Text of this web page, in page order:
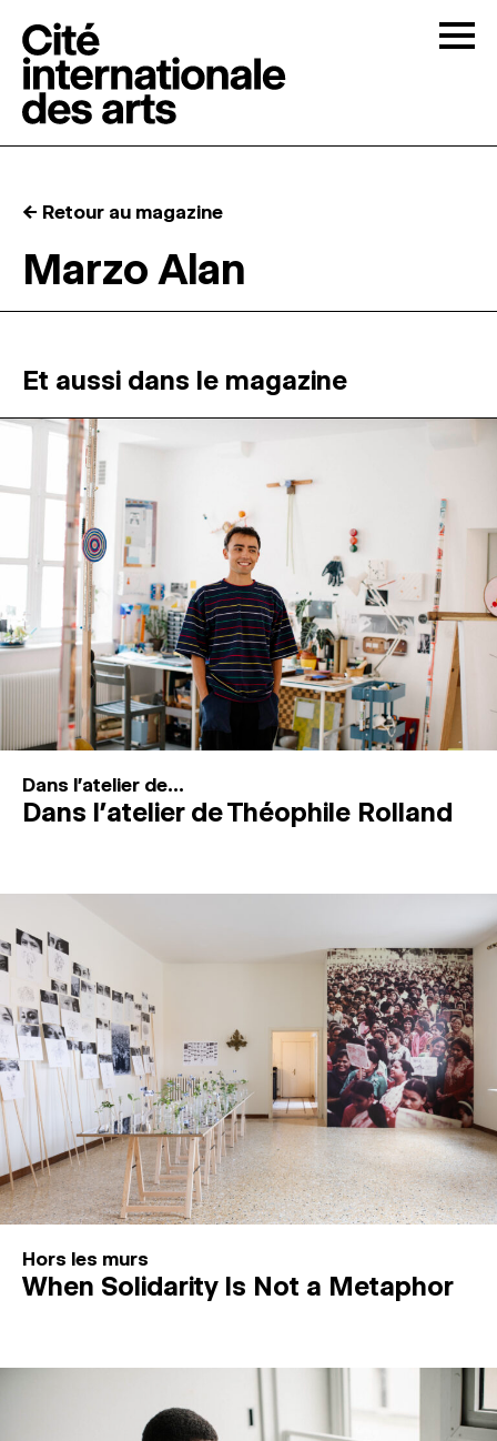
RÉSIDENCES ↓
ATELIERS OUVERTS
PROGRAMMATION
MAGAZINE
ESPACES DE PRATIQUE ARTISTIQUE ↓
Recherche
Connexion
← Retour au magazine
Marzo Alan
Et aussi dans le magazine
Dans l'atelier de...
Dans l’atelier de Théophile Rolland
Hors les murs
When Solidarity Is Not a Metaphor